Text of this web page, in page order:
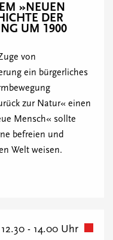
»NEUEN
DER
UM 1900
von
ein bürgerliches
zur Natur« einen
Mensch« sollte
befreien und
Welt weisen.
12.30 - 14.00 Uhr